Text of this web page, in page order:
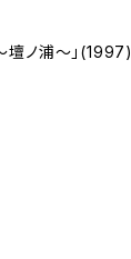
壇ノ浦〜」(1997)